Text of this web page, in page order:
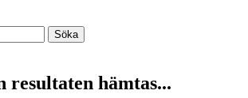
resultaten hämtas...